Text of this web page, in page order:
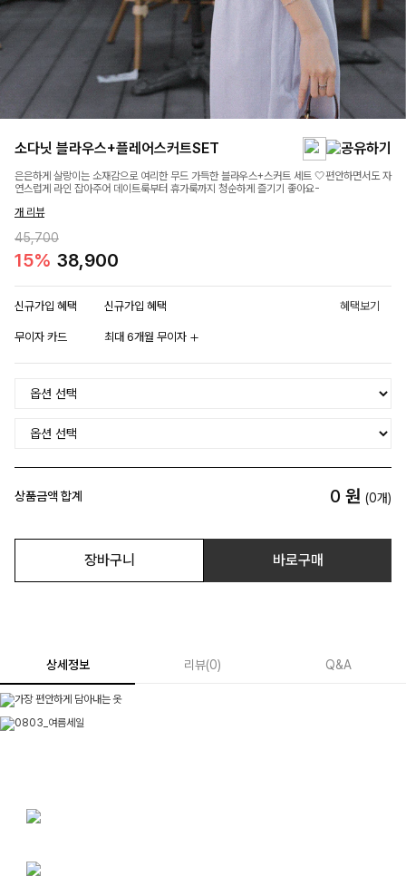
소다닛 블라우스+플레어스커트SET
은은하게 살랑이는 소재감으로 여리한 무드 가득한 블라우스+스커트 세트 🤍편안하면서도 자
연스럽게 라인 잡아주어 데이트룩부터 휴가룩까지 청순하게 즐기기 좋아요-
개 리뷰
45,700
15% 38,900
신규가입 혜택 신규가입 혜택 혜택보기
무이자 카드 최대 6개월 무이자
상품금액 합계 0 원 (0개)
장바구니 바로구매
상세정보 리뷰(0) Q&A